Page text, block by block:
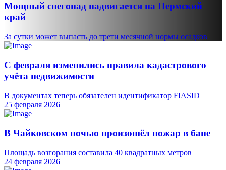
Мощный снегопад надвигается на Пермский
край
За сутки может выпасть до трети месячной нормы осадков
С февраля изменились правила кадастрового
учёта недвижимости
В документах теперь обязателен идентификатор FIASID
25 февраля 2026
В Чайковском ночью произошёл пожар в бане
Площадь возгорания составила 40 квадратных метров
24 февраля 2026